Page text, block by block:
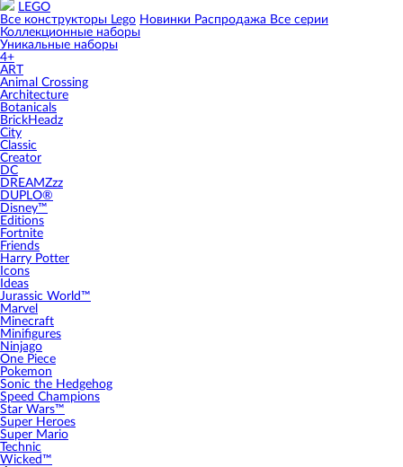
LEGO
Все конструкторы Lego Новинки Распродажа Все серии
Коллекционные наборы
Уникальные наборы
4+
ART
Animal Crossing
Architecture
Botanicals
BrickHeadz
City
Classic
Creator
DC
DREAMZzz
DUPLO®
Disney™
Editions
Fortnite
Friends
Harry Potter
Icons
Ideas
Jurassic World™
Marvel
Minecraft
Minifigures
Ninjago
One Piece
Pokemon
Sonic the Hedgehog
Speed Champions
Star Wars™
Super Heroes
Super Mario
Technic
Wicked™